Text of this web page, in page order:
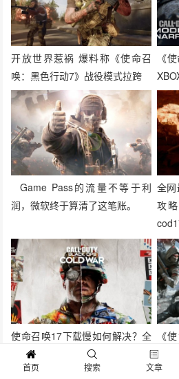
开放世界惹祸 爆料称《使命召
唤：黑色行动7》战役模式拉跨
《
Game Pass的流量不等于利
润，微软终于算清了这笔账。
全
攻
使命召唤17下载慢如何解决？全
网最简单的cod17提速下载解决
办法
《
壁”
码
首页 搜索 文章